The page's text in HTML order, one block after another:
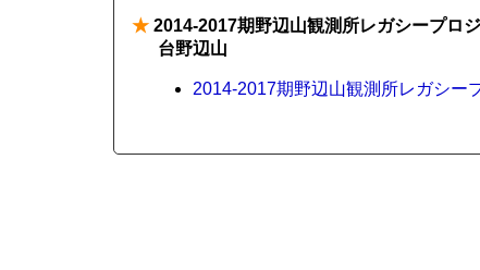
★ 2014-2017期野辺山観測所レガシープロ
台野辺山
2014-2017期野辺山観測所レガシー